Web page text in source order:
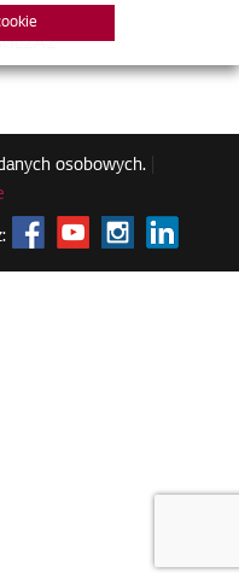
osobowych.|